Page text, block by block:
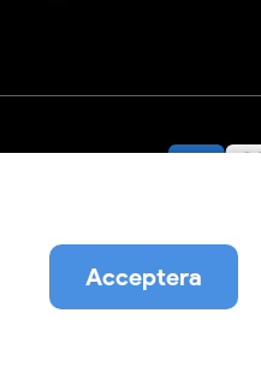
Acceptera